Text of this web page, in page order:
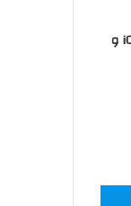
أفضل 10 ألعاب عالية الدقة لنظامي iOS و